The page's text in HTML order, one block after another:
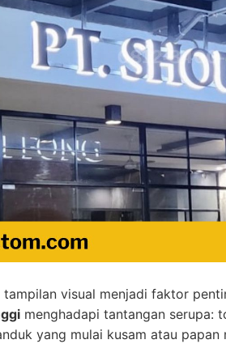
visual menjadi faktor
menghadapi tantangan serupa:
yang mulai kusam atau